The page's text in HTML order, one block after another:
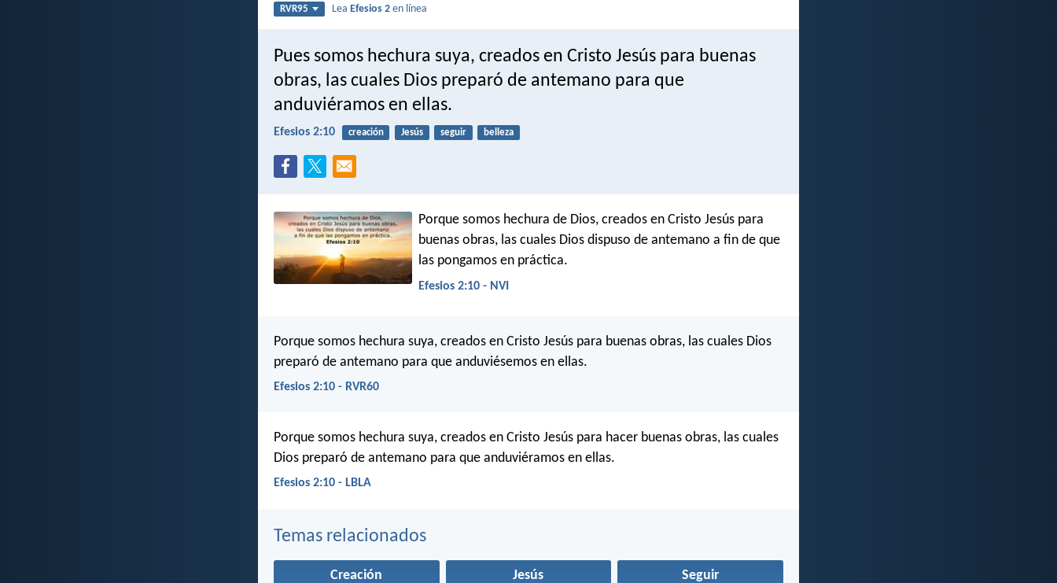
RVR95 LeaEfesios 2 en línea
Pues somos hechura suya, creados en Cristo Jesús para buenas
obras, las cuales Dios preparó de antemano para que
anduviéramos en ellas.
Efesios 2:10 creación Jesús seguir belleza
Porque somos hechura de Dios, creados en Cristo Jesús para
buenas obras, las cuales Dios dispuso de antemano a fin de que
las pongamos en práctica.
Efesios 2:10 - NVI
Porque somos hechura suya, creados en Cristo Jesús para buenas obras, las cuales Dios
preparó de antemano para que anduviésemos en ellas.
Efesios 2:10 - RVR60
Porque somos hechura suya, creados en Cristo Jesús para hacer buenas obras, las cuales
Dios preparó de antemano para que anduviéramos en ellas.
Efesios 2:10 - LBLA
Temas relacionados
Creación Jesús Seguir